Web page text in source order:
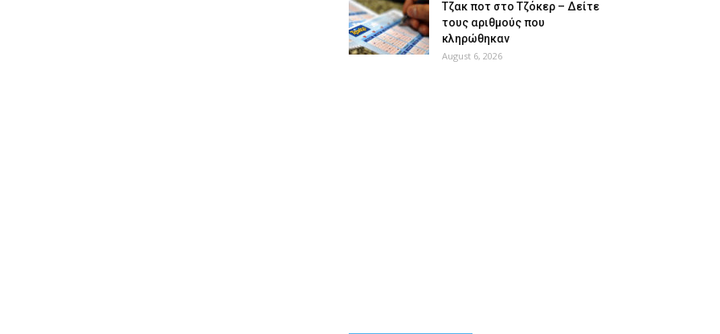
Tζακ ποτ στο Τζόκερ – Δείτε
τους αριθμούς που
κληρώθηκαν
August 6, 2026